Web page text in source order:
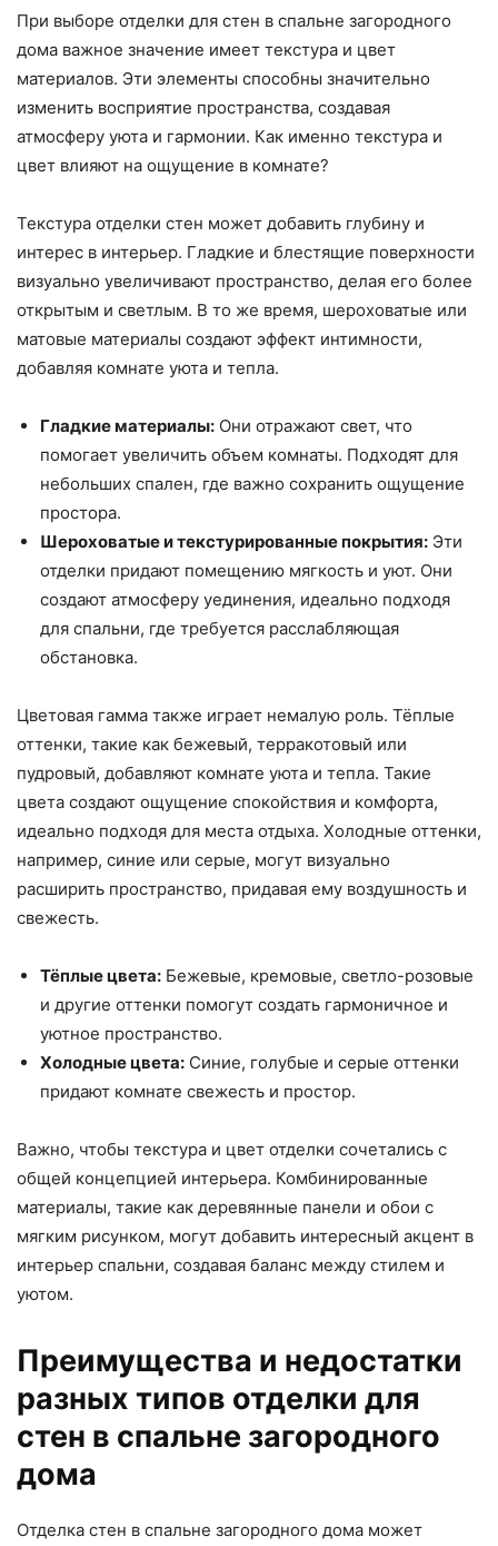
При выборе отделки для стен в спальне загородного
дома важное значение имеет текстура и цвет
материалов. Эти элементы способны значительно
изменить восприятие пространства, создавая
атмосферу уюта и гармонии. Как именно текстура и
цвет влияют на ощущение в комнате?
Текстура отделки стен может добавить глубину и
интерес в интерьер. Гладкие и блестящие поверхности
визуально увеличивают пространство, делая его более
открытым и светлым. В то же время, шероховатые или
матовые материалы создают эффект интимности,
добавляя комнате уюта и тепла.
Гладкие материалы: Они отражают свет, что
помогает увеличить объем комнаты. Подходят для
небольших спален, где важно сохранить ощущение
простора.
Шероховатые и текстурированные покрытия: Эти
отделки придают помещению мягкость и уют. Они
создают атмосферу уединения, идеально подходя
для спальни, где требуется расслабляющая
обстановка.
Цветовая гамма также играет немалую роль. Тёплые
оттенки, такие как бежевый, терракотовый или
пудровый, добавляют комнате уюта и тепла. Такие
цвета создают ощущение спокойствия и комфорта,
идеально подходя для места отдыха. Холодные оттенки,
например, синие или серые, могут визуально
расширить пространство, придавая ему воздушность и
свежесть.
Тёплые цвета: Бежевые, кремовые, светло-розовые
и другие оттенки помогут создать гармоничное и
уютное пространство.
Холодные цвета: Синие, голубые и серые оттенки
придают комнате свежесть и простор.
Важно, чтобы текстура и цвет отделки сочетались с
общей концепцией интерьера. Комбинированные
материалы, такие как деревянные панели и обои с
мягким рисунком, могут добавить интересный акцент в
интерьер спальни, создавая баланс между стилем и
уютом.
Преимущества и недостатки
разных типов отделки для
стен в спальне загородного
дома
Отделка стен в спальне загородного дома может